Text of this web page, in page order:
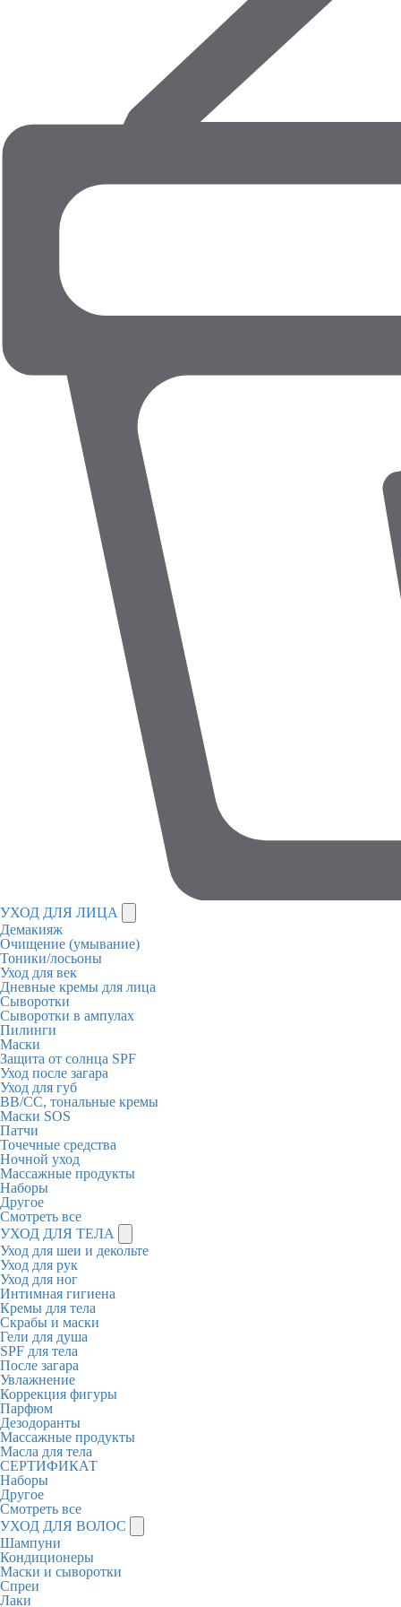
УХОД ДЛЯ ЛИЦА
Демакияж
Очищение (умывание)
Тоники/лосьоны
Уход для век
Дневные кремы для лица
Сыворотки
Сыворотки в ампулах
Пилинги
Маски
Защита от солнца SPF
Уход после загара
Уход для губ
BB/CC, тональные кремы
Маски SOS
Патчи
Точечные средства
Ночной уход
Массажные продукты
Наборы
Другое
Смотреть все
УХОД ДЛЯ ТЕЛА
Уход для шеи и декольте
Уход для рук
Уход для ног
Интимная гигиена
Кремы для тела
Скрабы и маски
Гели для душа
SPF для тела
После загара
Увлажнение
Коррекция фигуры
Парфюм
Дезодоранты
Массажные продукты
Масла для тела
СЕРТИФИКАТ
Наборы
Другое
Смотреть все
УХОД ДЛЯ ВОЛОС
Шампуни
Кондиционеры
Маски и сыворотки
Спреи
Лаки